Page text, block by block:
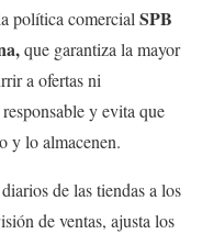
política comercialSPB
que garantiza la mayor
a ofertas ni
y evita que
y lo almacenen.
de las tiendas a los
de ventas, ajusta los